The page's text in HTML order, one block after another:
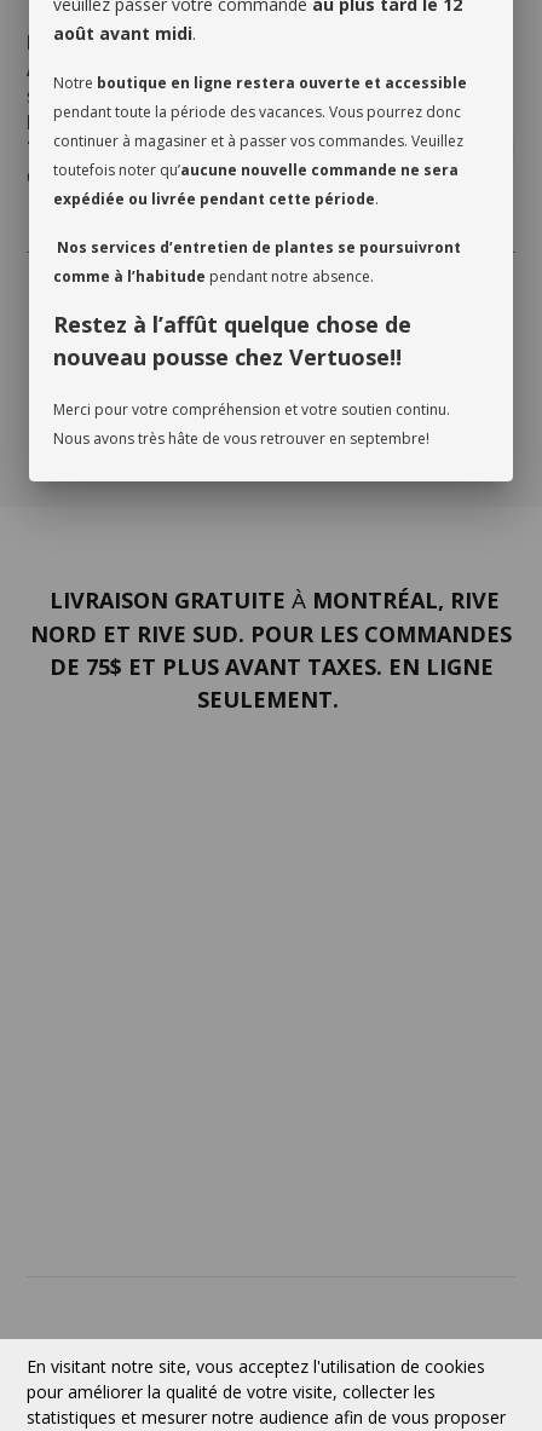
Lumière :Lumière vive indirecte.
Arrosage :
sec.
Humidité :Aime une bonne humidité ambiante.
Température :Garder dans un endroit chaud, à l’abri
des courants d’air froid.
LIVRAISON GRATUITE ÀMONTRÉAL, RIVE
NORD ET RIVE SUD. POUR LES COMMANDES
DE 75$ ET PLUS AVANT TAXES. EN LIGNE
SEULEMENT.
août avant midi.
Notre boutique en ligne restera ouverte et accessible
pendant toute la période des vacances. Vous pourrez donc
continuer à magasiner et à passer vos commandes. Veuillez
toutefois noter qu’aucune nouvelle commande ne sera
expédiée ou livrée pendant cette période.
Nos services d’entretien de plantes se poursuivront
comme à l’habitude pendant notre absence.
Restez à l’affût quelque chose de
nouveau pousse chez Vertuose!!
Merci pour votre compréhension et votre soutien continu.
Nous avons très hâte de vous retrouver en septembre!
En visitant notre site, vous acceptez l'utilisation de cookies
pour améliorer la qualité de votre visite, collecter les
statistiques et mesurer notre audience afin de vous proposer